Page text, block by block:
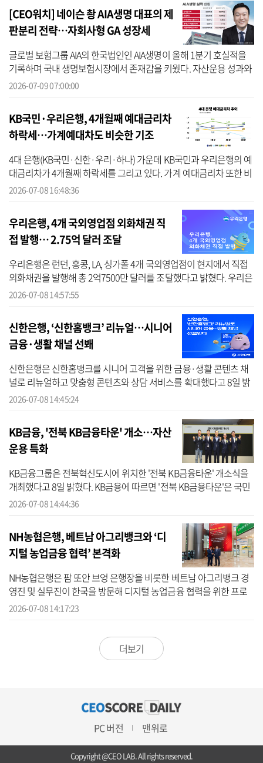
[CEO워치] 네이슨 촹 AIA생명 대표의 제
판분리 전략…자회사형 GA 성장세
글로벌 보험그룹 AIA의 한국법인인 AIA생명이 올해 1분기 호실적을
기록하며 국내 생명보험시장에서 존재감을 키웠다. 자산운용 성과와
보장성보험 중심의 영업 체질 개선이 맞물리며 수익성 개선을 이끌었
2026-07-09 07:00:00
KB국민·우리은행, 4개월째 예대금리차
하락세…가계예대차도 비슷한 기조
4대 은행(KB국민·신한·우리·하나) 가운데 KB국민과 우리은행의 예
대금리차가 4개월째 하락세를 그리고 있다. 가계 예대금리차 또한 비
슷한 흐름을 보이기 있다. 예대금리차는 대출 금리에서 저축성 수신
2026-07-08 16:48:36
우리은행, 4개 국외영업점 외화채권 직
접 발행… 2.75억 달러 조달
우리은행은 런던, 홍콩, LA, 싱가폴 4개 국외영업점이 현지에서 직접
외화채권을 발행해 총 2억7500만 달러를 조달했다고 밝혔다. 우리은
행에 따르면 그동안 우리은행의 외화채권 발행은 본점이 전담해 왔
2026-07-08 14:57:55
신한은행, ‘신한홈뱅크’ 리뉴얼…시니어
금융·생활 채널 선봬
신한은행은 신한홈뱅크를 시니어 고객을 위한 금융·생활 콘텐츠 채
널로 리뉴얼하고 맞춤형 콘텐츠와 상담 서비스를 확대했다고 8일 밝
혔다. 신한은행에 따르면 신한홈뱅크는 TV를 통해 금융정보와 상담
2026-07-08 14:45:24
KB금융, '전북 KB금융타운' 개소…자산
운용 특화
KB금융그룹은 전북혁신도시에 위치한 '전북 KB금융타운' 개소식을
개최했다고 8일 밝혔다. KB금융에 따르면 '전북 KB금융타운'은 국민
연금공단(NPS)을 중심으로 자산운용 특화 금융생태계를 구축하고,
2026-07-08 14:44:36
NH농협은행, 베트남 아그리뱅크와 ‘디
지털 농업금융 협력’ 본격화
NH농협은행은 팜 또안 브엉 은행장을 비롯한 베트남 아그리뱅크 경
영진 및 실무진이 한국을 방문해 디지털 농업금융 협력을 위한 프로
그램을 진행한다고 8일 밝혔다. NH농협은행에 따르면 이번 방한은
2026-07-08 14:17:23
더보기
PC 버전 맨위로
Copyright @CEO LAB. All rights reserved.